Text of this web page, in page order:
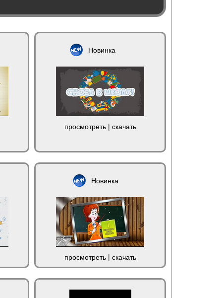
Новинка
просмотреть| скачать
Новинка
просмотреть| скачать